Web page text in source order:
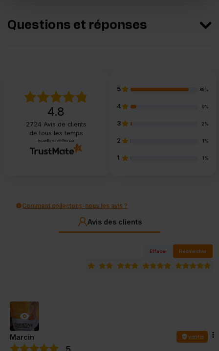
Questions et réponses
4.8
2724 Avis de clients
de tous les temps
recueillis et vérifiés par
5 88%
4 9%
3 2%
2 1%
1 1%
Comment collectons-nous les avis ?
Avis des clients
Effacer Rechercher
Marcin vérifié